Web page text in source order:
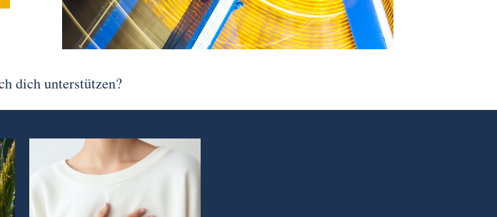
dich unterstützen?